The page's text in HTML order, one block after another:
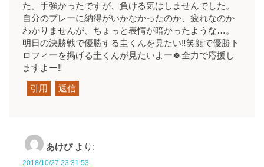
た。手強かったですが、負ける気はしませんでした。
自分のプレーに納得がいかなかったのか、疲れなのか
わかりませんが、ちょっと表情が暗かったような…。
明日の決勝戦で優勝する圭くんを見たい‼笑顔で優勝ト
ロフィーを掲げる圭くんが見たいよー🍀全力で応援し
ますよー‼
引用 返信
あけび より:
2018/10/27 23:31:53